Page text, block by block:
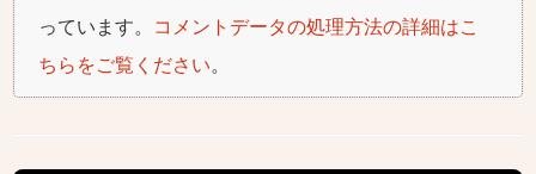
っています。
コメントデータの処理方法の詳細はこ
ちらをご覧ください。